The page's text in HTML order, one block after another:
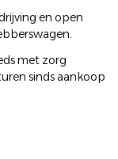
en open
met zorg
sinds aankoop